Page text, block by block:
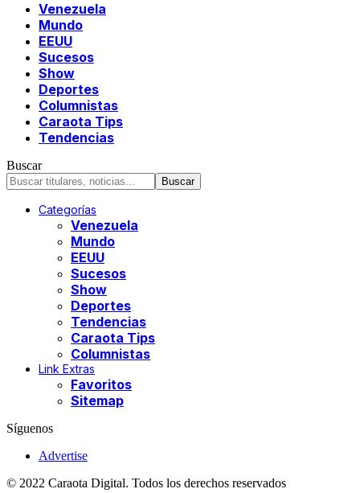
Venezuela
Mundo
EEUU
Sucesos
Show
Deportes
Columnistas
Caraota Tips
Tendencias
Buscar
Categorías
Venezuela
Mundo
EEUU
Sucesos
Show
Deportes
Tendencias
Caraota Tips
Columnistas
Link Extras
Favoritos
Sitemap
Síguenos
Advertise
© 2022 Caraota Digital. Todos los derechos reservados